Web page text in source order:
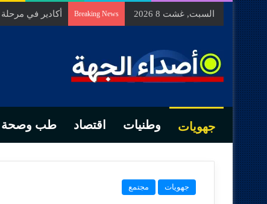
السبت, غشت 8 2026 Breaking News أكادير في
جهويات وطنيات اقتصاد طب وصحة
جهويات مجتمع